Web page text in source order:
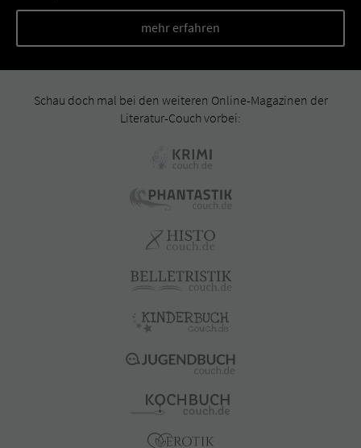
mehr erfahren
Schau doch mal bei den weiteren Online-Magazinen der
Literatur-Couch vorbei: